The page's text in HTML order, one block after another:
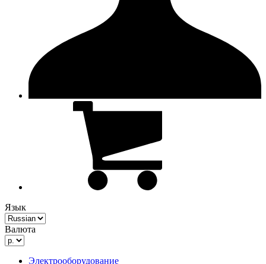
Язык
Валюта
Электрооборудование